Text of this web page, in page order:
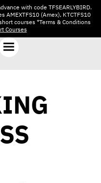
with code TFSEARLYBIRD.
(Amex), KTCTFS10
courses *Terms & Conditions
Courses